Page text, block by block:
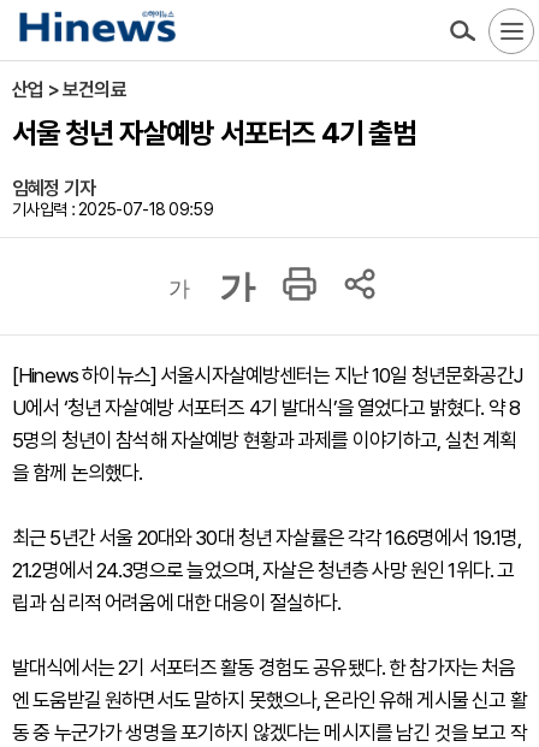
산업 > 보건의료
서울 청년 자살예방 서포터즈 4기 출범
임혜정 기자
기사입력 : 2025-07-18 09:59
가 가
[Hinews 하이뉴스] 서울시자살예방센터는 지난 10일 청년문화공간J
U에서 ‘청년 자살예방 서포터즈 4기 발대식’을 열었다고 밝혔다. 약 8
5명의 청년이 참석해 자살예방 현황과 과제를 이야기하고, 실천 계획
을 함께 논의했다.
최근 5년간 서울 20대와 30대 청년 자살률은 각각 16.6명에서 19.1명,
21.2명에서 24.3명으로 늘었으며, 자살은 청년층 사망 원인 1위다. 고
립과 심리적 어려움에 대한 대응이 절실하다.
발대식에서는 2기 서포터즈 활동 경험도 공유됐다. 한 참가자는 처음
엔 도움받길 원하면서도 말하지 못했으나, 온라인 유해 게시물 신고 활
동 중 누군가가 생명을 포기하지 않겠다는 메시지를 남긴 것을 보고 작